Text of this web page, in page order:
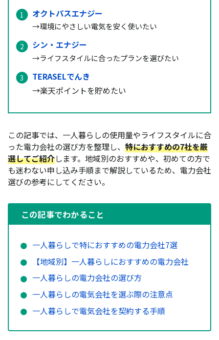
オクトパスエナジー
→環境にやさしい電気を安く使いたい
シン・エナジー
→ライフスタイルに合ったプランを選びたい
TERASELでんき
→楽天ポイントを貯めたい
この記事では、一人暮らしの使用量やライフスタイルに合
った電力会社の選び方を整理し、 特におすすめの7社を厳
選してご紹介します。地域別のおすすめや、初めての方で
も迷わない申し込み手順まで解説しているため、電力会社
選びの参考にしてください。
この記事でわかること
一人暮らしで特におすすめの電力会社7選
【地域別】一人暮らしにおすすめの電力会社
一人暮らしの電力会社の選び方
一人暮らしの電気会社を選ぶ際の注意点
一人暮らしで電気会社を契約する手順